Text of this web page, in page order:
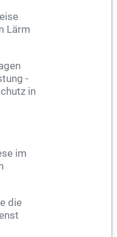
Lärm
-
in
im
die